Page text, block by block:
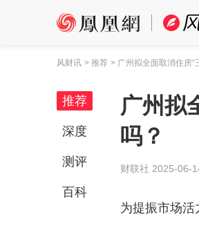
风财讯 > 推荐 > 广州拟全面取消住房“
推荐
深度
测评
百科
广州拟
吗？
财联社 2025-06-
为提振市场